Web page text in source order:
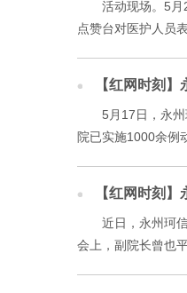
活动现场。5
点赞台对医护人员
【红网时刻
5月17日，永
院已实施1000余例
【红网时刻
近日，永州珂
会上，副院长曾也